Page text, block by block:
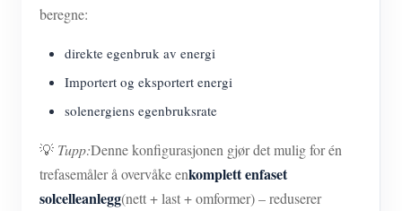
beregne:
direkte egenbruk av energi
Importert og eksportert energi
solenergiens egenbruksrate
💡 Tupp:Denne konfigurasjonen gjør det mulig for én
trefasemåler å overvåke enkomplett enfaset
solcelleanlegg(nett + last + omformer) – reduserer